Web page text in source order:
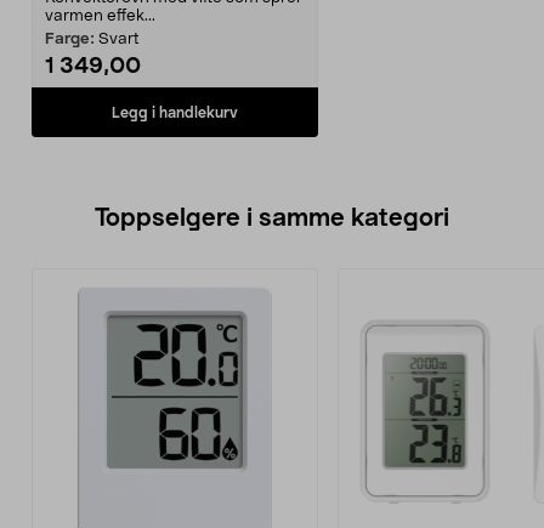
varmen effek...
Farge: Svart
1 349,00
Legg i handlekurv
Toppselgere i samme kategori